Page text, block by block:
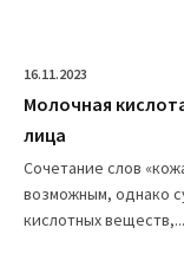
16.11.2023
Молочная
лица
Сочетание слов
возможным, однако
кислотных веществ,...